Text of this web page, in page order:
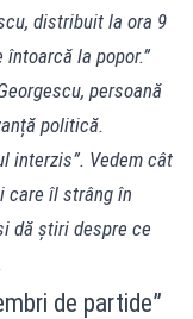
distribuit la ora 9
la popor.”
persoană
politică.
interzis”. Vedem cât
care îl strâng în
dă știri despre ce
de partide”